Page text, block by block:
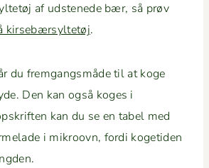
af udstenede bær, så prøv
kirse­bær­syl­tetøj.
du frem­gangsmåde til at koge
Den kan også koges i
kan du se en tabel med
i mikroovn, for­di koge­ti­den